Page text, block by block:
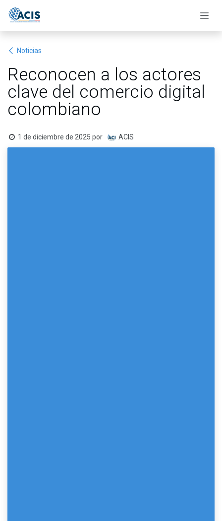
Noticias
Reconocen a los actores
clave del comercio digital
colombiano
1 de diciembre de 2025 por ACIS